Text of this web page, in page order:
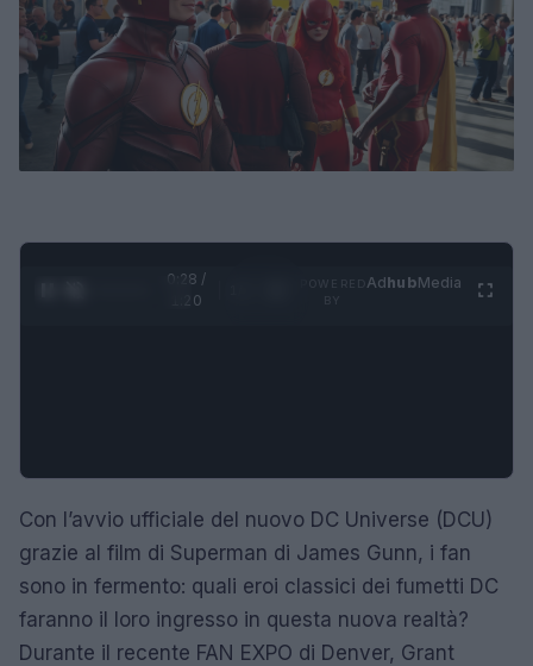
0:29 /
1:20
AdhubMedia
Con l’avvio ufficiale del nuovo DC Universe (DCU)
grazie al film di Superman di James Gunn, i fan
sono in fermento: quali eroi classici dei fumetti DC
faranno il loro ingresso in questa nuova realtà?
Durante il recente FAN EXPO di Denver, Grant